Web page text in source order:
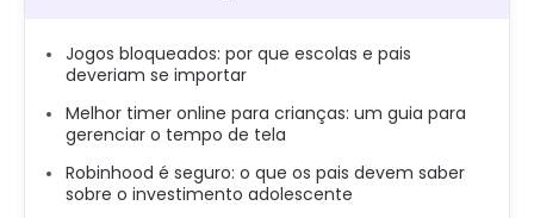
Jogos bloqueados: por que escolas e pais
deveriam se importar
Melhor timer online para crianças: um guia para
gerenciar o tempo de tela
Robinhood é seguro: o que os pais devem saber
sobre o investimento adolescente